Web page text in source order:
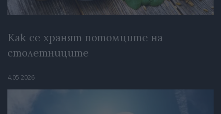
Как се хранят потомците на
столетниците
4.05.2026